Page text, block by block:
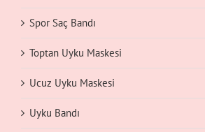
Spor Saç Bandı
Toptan Uyku Maskesi
Ucuz Uyku Maskesi
Uyku Bandı